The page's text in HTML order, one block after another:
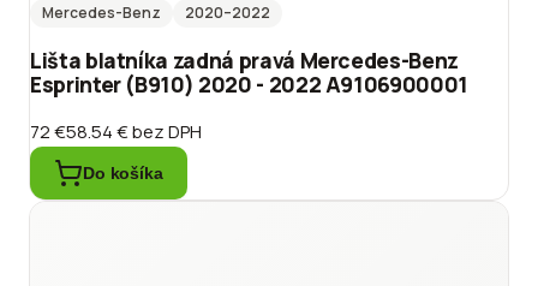
Mercedes-Benz
2020–2022
Lišta blatníka zadná pravá Mercedes-Benz
Esprinter (B910) 2020 - 2022 A9106900001
72 €58.54 €bez DPH
Do košíka